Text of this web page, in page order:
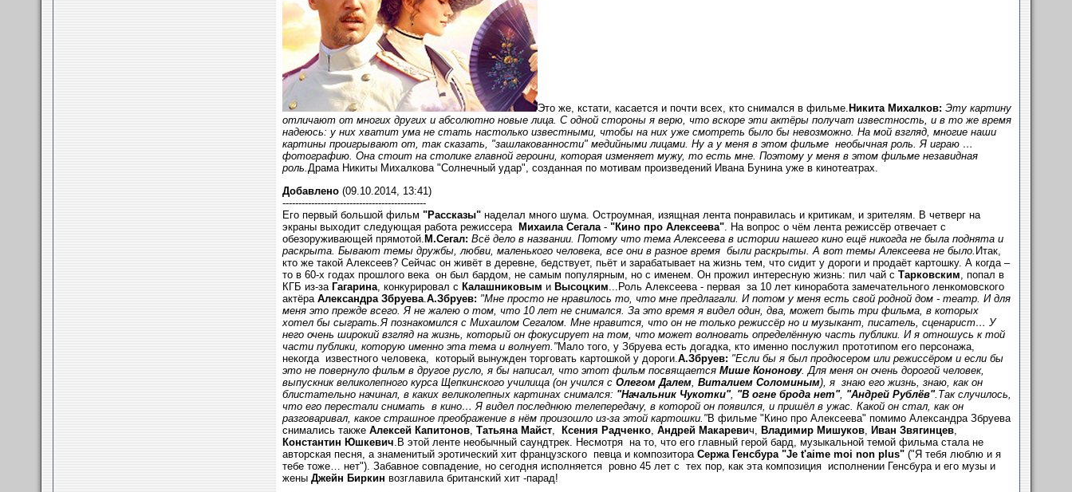
Это же, кстати, касается и почти всех, кто снимался в фильме. Никита Михалков: Эту картину
отличают от многих других и абсолютно новые лица. С одной стороны я верю, что вскоре эти актёры получат известность, и в то же время
надеюсь: у них хватит ума не стать настолько известными, чтобы на них уже смотреть было бы невозможно. На мой взгляд, многие наши
картины проигрывают от, так сказать, "зашлакованности" медийными лицами. Ну а у меня в этом фильме необычная роль. Я играю …
фотографию. Она стоит на столике главной героини, которая изменяет мужу, то есть мне. Поэтому у меня в этом фильме незавидная
роль.Драма Никиты Михалкова "Солнечный удар", созданная по мотивам произведений Ивана Бунина уже в кинотеатрах.
Добавлено(09.10.2014, 13:41)
---------------------------------------------
Его первый большой фильм "Рассказы"наделал много шума. Остроумная, изящная лента понравилась и критикам, и зрителям. В четверг на
экраны выходит следующая работа режиссера Михаила Сегала- "Кино про Алексеева". На вопрос о чём лента режиссёр отвечает с
обезоруживающей прямотой. М.Сегал: Всё дело в названии. Потому что тема Алексеева в истории нашего кино ещё никогда не была поднята и
раскрыта. Бывают темы дружбы, любви, маленького человека, все они в разное время были раскрыты. А вот темы Алексеева не было. Итак,
кто же такой Алексеев? Сейчас он живёт в деревне, бедствует, пьёт и зарабатывает на жизнь тем, что сидит у дороги и продаёт картошку. А когда –
то в 60-х годах прошлого века он был бардом, не самым популярным, но с именем. Он прожил интересную жизнь: пил чай с Тарковским , попал в
КГБ из-за Гагарина, конкурировал с Калашниковым и Высоцким ...Роль Алексеева - первая за 10 лет киноработа замечательного ленкомовского
актёра Александра Збруева. А.Збруев: "Мне просто не нравилось то, что мне предлагали. И потом у меня есть свой родной дом - театр. И для
меня это прежде всего. Я не жалею о том, что 10 лет не снимался. За это время я видел один, два, может быть три фильма, в которых
хотел бы сыграть. Я познакомился с Михаилом Сегалом. Мне нравится, что он не только режиссёр но и музыкант, писатель, сценарист… У
него очень широкий взгляд на жизнь, который он фокусирует на том, что может волновать определённую часть публики. И я отношусь к той
части публики, которую именно эта тема и волнует."Мало того, у Збруева есть догадка, кто именно послужил прототипом его персонажа,
некогда известного человека, который вынужден торговать картошкой у дороги. А.Збруев: "Если бы я был продюсером или режиссёром и если бы
это не повернуло фильм в другое русло, я бы написал, что этот фильм посвящается Мише Кононову. Для меня он очень дорогой человек,
выпускник великолепного курса Щепкинского училища (он учился с Олегом Далем, Виталием Соломиным), я знаю его жизнь, знаю, как он
блистательно начинал, в каких великолепных картинах снимался: "Начальник Чукотки", "В огне брода нет", "Андрей Рублёв". Так случилось,
что его перестали снимать в кино… Я видел последнюю телепередачу, в которой он появился, и пришёл в ужас. Какой он стал, как он
разговаривал, какое страшное преображение в нём произошло из-за этой картошки."В фильме "Кино про Алексеева" помимо Александра Збруева
снимались также Алексей Капитонов, Татьяна Майст, Ксения Радченко, Андрей Макаревич, Владимир Мишуков, Иван Звягинцев,
Константин Юшкевич .В этой ленте необычный саундтрек. Несмотря на то, что его главный герой бард, музыкальной темой фильма стала не
авторская песня, а знаменитый эротический хит французского певца и композитора Сержа Генсбура "Je t'aime moi non plus"("Я тебя люблю и я
тебе тоже… нет"). Забавное совпадение, но сегодня исполняется ровно 45 лет с тех пор, как эта композиция исполнении Генсбура и его музы и
жены Джейн Биркин возглавила британский хит -парад!